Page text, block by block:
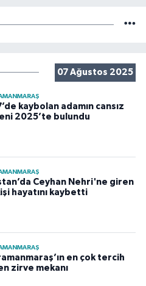
07 Ağustos 2025
kaybolan adamın cansız
2025’te bulundu
Ceyhan Nehri'ne giren
hayatını kaybetti
en çok tercih
zirve mekanı